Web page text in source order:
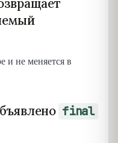
и не меняется в
final